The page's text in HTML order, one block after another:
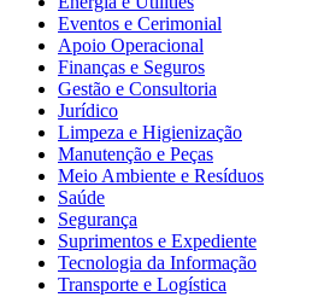
Eventos e Cerimonial
Apoio Operacional
Finanças e Seguros
Gestão e Consultoria
Jurídico
Limpeza e Higienização
Manutenção e Peças
Meio Ambiente e Resíduos
Saúde
Segurança
Suprimentos e Expediente
Tecnologia da Informação
Transporte e Logística